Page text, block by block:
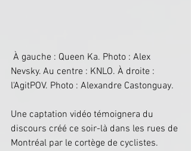
Nevsky. Au centre : KNLO. À droite :
l'AgitPOV. Photo : Alexandre Castonguay.
Une captation vidéo témoignera du
discours créé ce soir-là dans les rues de
Montréal par le cortège de cyclistes.